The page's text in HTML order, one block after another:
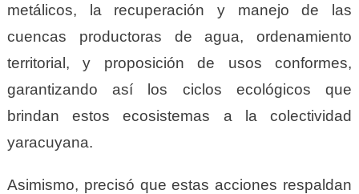
metálicos, la recuperación y manejo de las
cuencas productoras de agua, ordenamiento
territorial, y proposición de usos conformes,
garantizando así los ciclos ecológicos que
brindan estos ecosistemas a la colectividad
yaracuyana.
Asimismo, precisó que estas acciones respaldan